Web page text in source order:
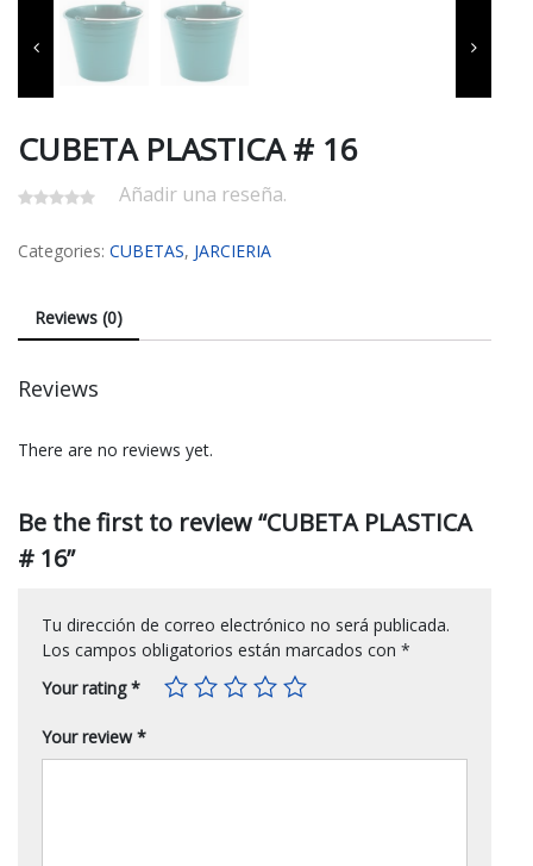
CUBETA PLASTICA # 16
Añadir una reseña.
Categories: CUBETAS, JARCIERIA
Reviews (0)
Reviews
There are no reviews yet.
Be the first to review “CUBETA PLASTICA
# 16”
Tu dirección de correo electrónico no será publicada.
Los campos obligatorios están marcados con *
Your rating*
Your review*